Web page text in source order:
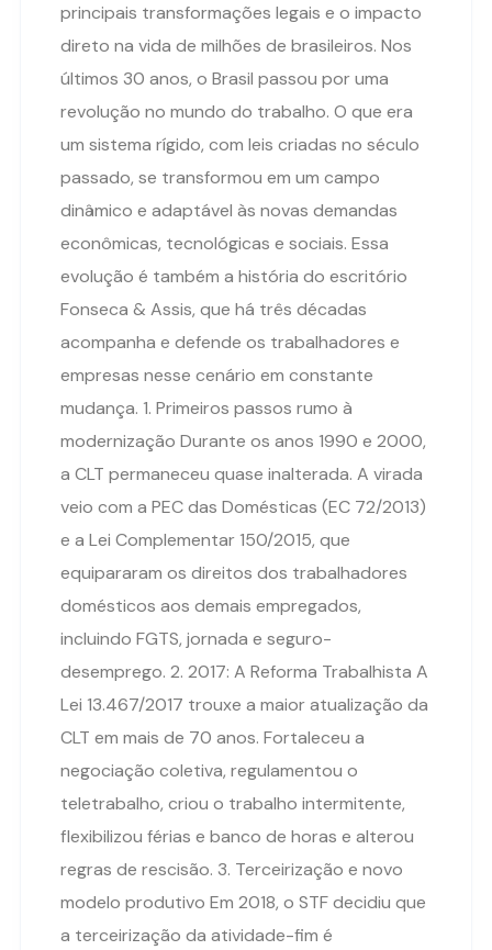
principais transformações legais e o impacto
direto na vida de milhões de brasileiros. Nos
últimos 30 anos, o Brasil passou por uma
revolução no mundo do trabalho. O que era
um sistema rígido, com leis criadas no século
passado, se transformou em um campo
dinâmico e adaptável às novas demandas
econômicas, tecnológicas e sociais. Essa
evolução é também a história do escritório
Fonseca & Assis, que há três décadas
acompanha e defende os trabalhadores e
empresas nesse cenário em constante
mudança. 1. Primeiros passos rumo à
modernização Durante os anos 1990 e 2000,
a CLT permaneceu quase inalterada. A virada
veio com a PEC das Domésticas (EC 72/2013)
e a Lei Complementar 150/2015, que
equipararam os direitos dos trabalhadores
domésticos aos demais empregados,
incluindo FGTS, jornada e seguro-
desemprego. 2. 2017: A Reforma Trabalhista A
Lei 13.467/2017 trouxe a maior atualização da
CLT em mais de 70 anos. Fortaleceu a
negociação coletiva, regulamentou o
teletrabalho, criou o trabalho intermitente,
flexibilizou férias e banco de horas e alterou
regras de rescisão. 3. Terceirização e novo
modelo produtivo Em 2018, o STF decidiu que
a terceirização da atividade-fim é